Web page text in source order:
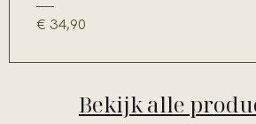
Prijs
€ 34,90
Bekijk alle